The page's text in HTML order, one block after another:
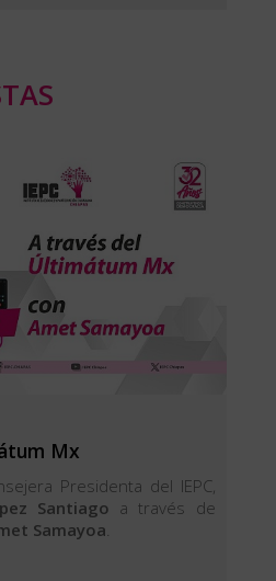
Mx
Presidenta del IEPC,
Santiago a través de
Samayoa